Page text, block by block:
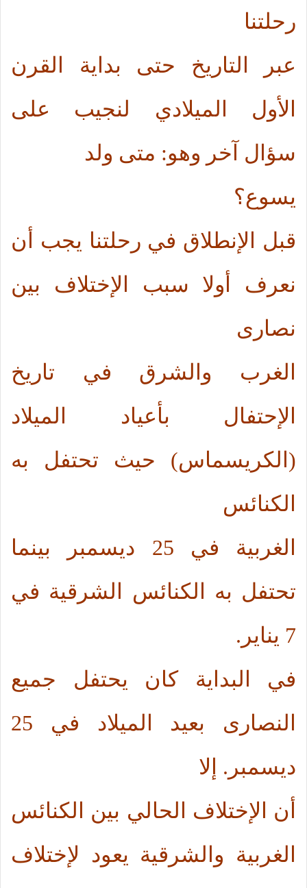
رحلتنا
عبر التاريخ حتى بداية القرن
الأول الميلادي لنجيب على
سؤال آخر وهو: متى ولد
يسوع؟
قبل الإنطلاق في رحلتنا يجب أن
نعرف أولا سبب الإختلاف بين
نصارى
الغرب والشرق في تاريخ
الإحتفال بأعياد الميلاد
(الكريسماس) حيث تحتفل به
الكنائس
الغربية في 25 ديسمبر بينما
تحتفل به الكنائس الشرقية في
7 يناير.
في البداية كان يحتفل جميع
النصارى بعيد الميلاد في 25
ديسمبر. إلا
أن الإختلاف الحالي بين الكنائس
الغربية والشرقية يعود لإختلاف